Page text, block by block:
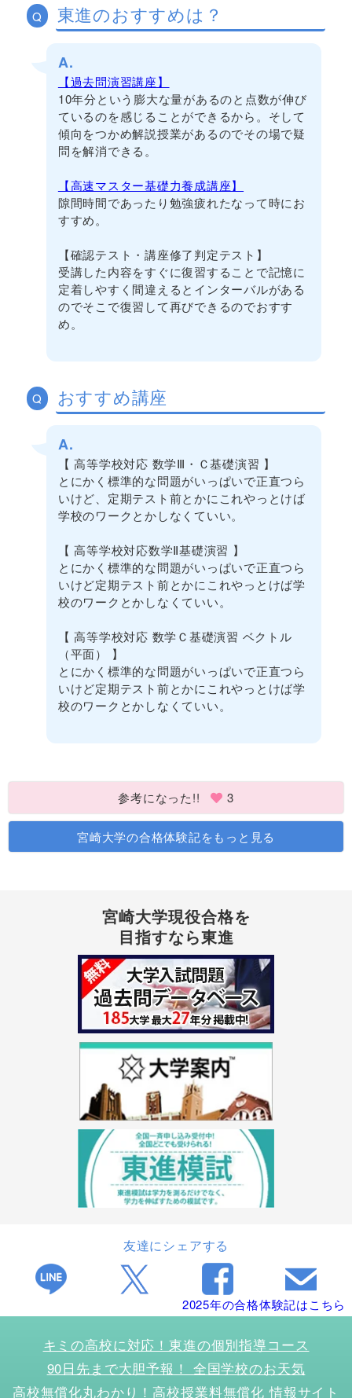
Q 東進のおすすめは？
A.
【過去問演習講座】
10年分という膨大な量があるのと点数が伸び
ているのを感じることができるから。そして
傾向をつかめ解説授業があるのでその場で疑
問を解消できる。
【高速マスター基礎力養成講座】
隙間時間であったり勉強疲れたなって時にお
すすめ。
【確認テスト・講座修了判定テスト】
受講した内容をすぐに復習することで記憶に
定着しやすく間違えるとインターバルがある
のでそこで復習して再びできるのでおすす
め。
Q おすすめ講座
A.
【 高等学校対応 数学Ⅲ・Ｃ基礎演習 】
とにかく標準的な問題がいっぱいで正直つら
いけど、定期テスト前とかにこれやっとけば
学校のワークとかしなくていい。
【 高等学校対応数学Ⅱ基礎演習 】
とにかく標準的な問題がいっぱいで正直つら
いけど定期テスト前とかにこれやっとけば学
校のワークとかしなくていい。
【 高等学校対応 数学Ｃ基礎演習 ベクトル
（平面） 】
とにかく標準的な問題がいっぱいで正直つら
いけど定期テスト前とかにこれやっとけば学
校のワークとかしなくていい。
参考になった!! 3
宮崎大学の合格体験記をもっと見る
宮崎大学現役合格を
目指すなら東進
友達にシェアする
2025年の合格体験記はこちら
キミの高校に対応！東進の個別指導コース
90日先まで大胆予報！ 全国学校のお天気
高校無償化丸わかり！高校授業料無償化 情報サイト